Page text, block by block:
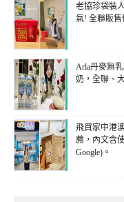
老協珍袋裝
氣! 全聯販售
Arla丹麥無
奶，全聯、
飛買家中港
薦，內文含
Google)。